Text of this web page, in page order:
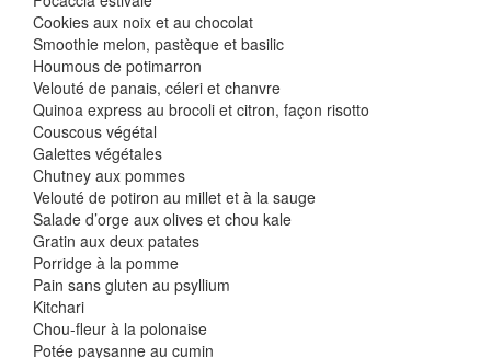
Cookies aux noix et au chocolat
Smoothie melon, pastèque et basilic
Houmous de potimarron
Velouté de panais, céleri et chanvre
Quinoa express au brocoli et citron, façon risotto
Couscous végétal
Galettes végétales
Chutney aux pommes
Velouté de potiron au millet et à la sauge
Salade d’orge aux olives et chou kale
Gratin aux deux patates
Porridge à la pomme
Pain sans gluten au psyllium
Kitchari
Chou-fleur à la polonaise
Potée paysanne au cumin